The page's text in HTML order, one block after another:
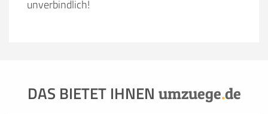
unverbindlich!
DAS BIETET IHNEN umzuege.de